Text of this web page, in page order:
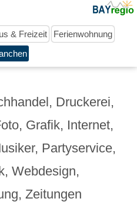
& Freizeit
Ferienwohnung
Druckerei,
Grafik, Internet,
Partyservice,
Webdesign,
Zeitungen